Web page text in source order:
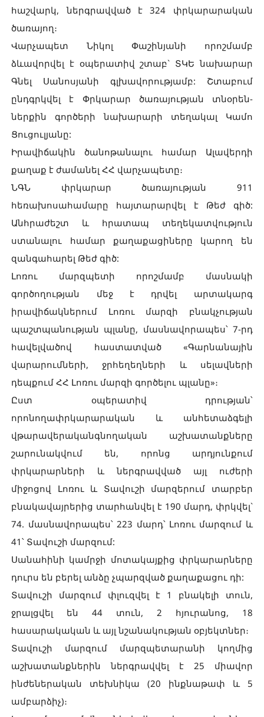
հաշվարկ, ներգրավված է 324 փրկարարական
ծառայող։
Վարչապետ Նիկոլ Փաշինյանի որոշմամբ
ձևավորվել է օպերատիվ շտաբ` ՏԿԵ նախարար
Գնել Սանոսյանի գլխավորությամբ: Շտաբում
ընդգրկվել է Փրկարար ծառայության տնօրեն-
ներքին գործերի նախարարի տեղակալ Կամո
Ցուցուլյանը:
Իրավիճակին ծանոթանալու համար Ալավերդի
քաղաք է ժամանել ՀՀ վարչապետը։
ՆԳՆ փրկարար ծառայության 911
հեռախոսահամարը հայտարարվել է Թեժ գիծ:
Անհրաժեշտ և հրատապ տեղեկատվություն
ստանալու համար քաղաքացիները կարող են
զանգահարել Թեժ գիծ:
Լոռու մարզպետի որոշմամբ մասնակի
գործողության մեջ է դրվել արտակարգ
իրավիճակներում Լոռու մարզի բնակչության
պաշտպանության պլանը, մասնավորապես՝ 7-րդ
հավելվածով հաստատված «Գարնանային
վարարումների, ջրհեղեղների և սելավների
դեպքում ՀՀ Լոռու մարզի գործելու պլանը»։
Ըստ օպերատիվ դրության՝
որոնողափրկարարական և անհետաձգելի
վթարավերականգնողական աշխատանքները
շարունակվում են, որոնց արդյունքում
փրկարարների և ներգրավված այլ ուժերի
միջոցով Լոռու և Տավուշի մարզերում տարբեր
բնակավայրերից տարհանվել է 190 մարդ, փրկվել`
74. մասնավորապես՝ 223 մարդ՝ Լոռու մարզում և
41՝ Տավուշի մարզում:
Սանահինի կամրջի մոտակայքից փրկարարները
դուրս են բերել անձը չպարզված քաղաքացու դի:
Տավուշի մարզում փլուզվել է 1 բնակելի տուն,
ջրալցվել են 44 տուն, 2 հյուրանոց, 18
հասարակական և այլ նշանակության օբյեկտներ։
Տավուշի մարզում մարզպետարանի կողմից
աշխատանքներին ներգրավվել է 25 միավոր
ինժեներական տեխնիկա (20 ինքնաթափ և 5
ամբարձիչ)։